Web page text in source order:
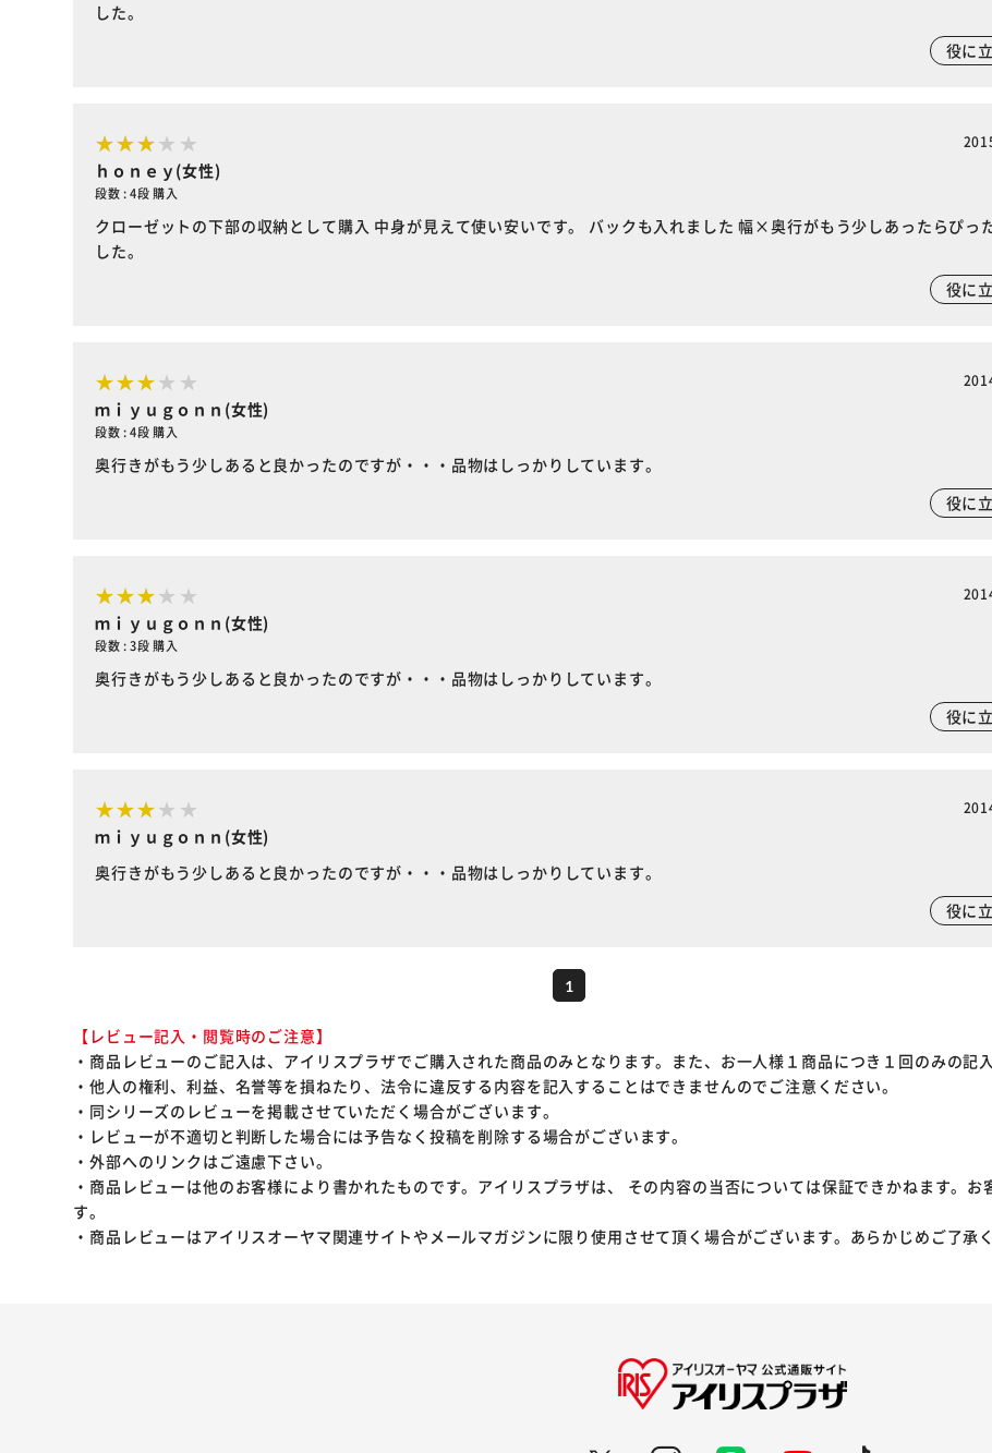
した。
役に
ｈｏｎｅｙ(女性)
段数 : 4段 購入
クローゼットの下部の収納として購入 中身が見えて使い安いです。 バックも入れました 幅×奥行がもう少しあったらぴっ
した。
役に
ｍｉｙｕｇｏｎｎ(女性)
段数 : 4段 購入
奥行きがもう少しあると良かったのですが・・・品物はしっかりしています。
役に
ｍｉｙｕｇｏｎｎ(女性)
段数 : 3段 購入
奥行きがもう少しあると良かったのですが・・・品物はしっかりしています。
役に
ｍｉｙｕｇｏｎｎ(女性)
奥行きがもう少しあると良かったのですが・・・品物はしっかりしています。
役に
1
【レビュー記入・閲覧時のご注意】
・商品レビューのご記入は、アイリスプラザでご購入された商品のみとなります。また、お一人様１商品につき１回のみの記入
・他人の権利、利益、名誉等を損ねたり、法令に違反する内容を記入することはできませんのでご注意ください。
・同シリーズのレビューを掲載させていただく場合がございます。
・レビューが不適切と判断した場合には予告なく投稿を削除する場合がございます。
・外部へのリンクはご遠慮下さい。
・商品レビューは他のお客様により書かれたものです。アイリスプラザは、 その内容の当否については保証できかねます。
す。
・商品レビューはアイリスオーヤマ関連サイトやメールマガジンに限り使用させて頂く場合がございます。あらかじめご了承く